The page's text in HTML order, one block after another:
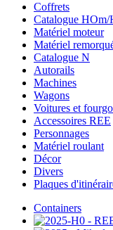
Coffrets
Catalogue HOm/
Matériel moteur
Matériel
Catalogue N
Autorails
Machines
Wagons
Voitures et
Accessoires REE
Personnages
Matériel roulant
Décor
Divers
Plaques
Containers